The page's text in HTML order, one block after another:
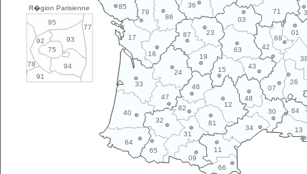
R�gion Parisienne
77
78
91
95
93
75
94
92
11
12
13
15
16
17
19
23
24
26
30
31
32
33
34
36
40
42
43
46
47
48
63
64
65
66
69
01
03
07
09
71
79
81
82 84
85
86
87